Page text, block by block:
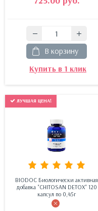
В корзину
Купить в 1 клик
ЛУЧШАЯ ЦЕНА!
BIODOC Биологически активная
добавка "CHITOSAN DETOX" 120
капсул по 0,45г